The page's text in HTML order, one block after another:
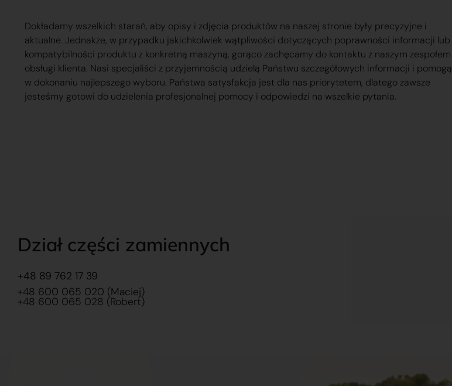
Dokładamy wszelkich starań, aby opisy i zdjęcia produktów na naszej stronie były precyzyjne i
aktualne. Jednakże, w przypadku jakichkolwiek wątpliwości dotyczących poprawności informacji lub
kompatybilności produktu z konkretną maszyną, gorąco zachęcamy do kontaktu z naszym zespołem
obsługi klienta. Nasi specjaliści z przyjemnością udzielą Państwu szczegółowych informacji i pomogą
w dokonaniu najlepszego wyboru. Państwa satysfakcja jest dla nas priorytetem, dlatego zawsze
jesteśmy gotowi do udzielenia profesjonalnej pomocy i odpowiedzi na wszelkie pytania.
Dział części zamiennych
+48 89 762 17 39
+48 600 065 020 (Maciej)
+48 600 065 028 (Robert)